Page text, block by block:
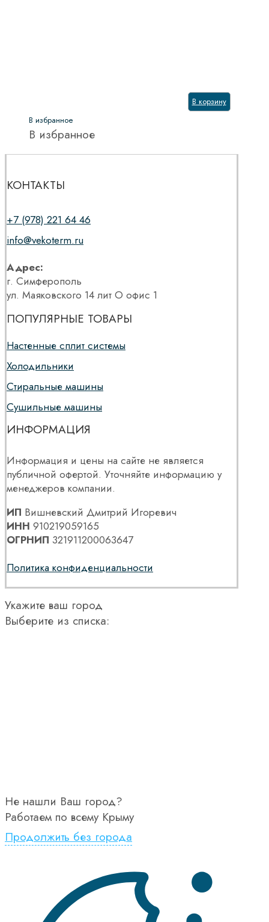
В корзину
В избранное
В избранное
КОНТАКТЫ
+7 (978) 221 64 46
info@vekoterm.ru
Адрес:
г. Симферополь
ул. Маяковского 14 лит О офис 1
ПОПУЛЯРНЫЕ ТОВАРЫ
Настенные сплит системы
Холодильники
Стиральные машины
Сушильные машины
ИНФОРМАЦИЯ
Информация и цены на сайте не является
публичной офертой. Уточняйте информацию у
менеджеров компании.
ИП Вишневский Дмитрий Игоревич
ИНН 910219059165
ОГРНИП 321911200063647
Политика конфиденциальности
Укажите ваш город
Выберите из списка:
Не нашли Ваш город?
Работаем по всему Крыму
Продолжить без города